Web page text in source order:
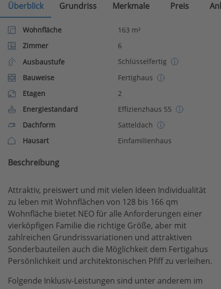
Überblick Grundriss Merkmale Preis
Wohnfläche
163 m²
Zimmer
6
Ausbaustufe
Schlüsselfertig
Bauweise
Fertighaus
Etagen
2
Energiestandard
Effizienzhaus 55
Dachform
Satteldach
Hausart
Einfamilienhaus
Beschreibung
Attraktiv, preiswert und mit vielen Ideen Individualität
zu leben mit Wohnflächen von 128 bis 166 qm
Wohnfläche bietet NEO für alle Anforderungen einer
vierköpfigen Familie die richtige Größe, aber mit
zahlreichen Grundrissvariationen und attraktiven
Sonderbauteilen auch die Möglichkeit dem Fertigahus
Persönlichkeit und architektonischen Pfiff zu verleihen.
Folgende Inklusiv-Leistungen sind unter anderem im